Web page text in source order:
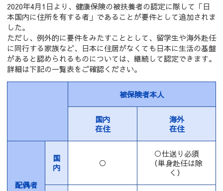
2020年4月1日より、健康保険の被扶養者の認定に際して「日
本国内に住所を有する者」であることが要件として追加されま
した。
ただし、例外的に要件をみたすこととして、留学生や海外赴任
に同行する家族など、日本に住居がなくても日本に生活の基盤
があると認められるものについては、継続して認定できます。
詳細は下記の一覧表をご確認ください。
被保険者本人
国内
在住
海外
在住
配偶者
国
内
○
○仕送り必須
（単身赴任は除
く）